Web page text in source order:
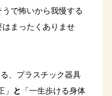
で怖いから我慢する
はまったくありませ
、プラスチック器具
と
「一生歩ける身体